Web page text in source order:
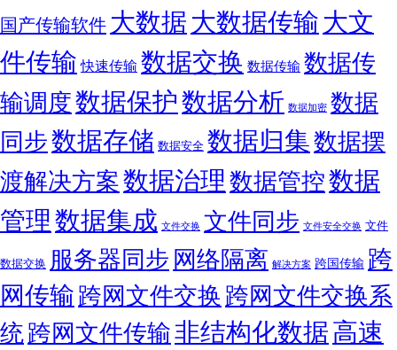
国产传输软件 大数据大数据传输大文
件传输 快速传输 数据交换 数据传输数据传
输调度数据保护数据分析 数据加密 数据
同步数据存储 数据安全 数据归集数据摆
渡解决方案数据治理数据管控数据
管理数据集成 文件交换 文件同步 文件安全交换 文件
数据交换 服务器同步网络隔离 解决方案 跨国传输 跨
网传输跨网文件交换跨网文件交换系
统跨网文件传输非结构化数据高速